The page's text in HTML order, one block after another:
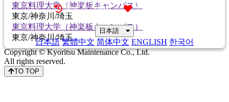
東京料理大学（神楽板キャンパス）
東京/神奈川/埼玉
東京料理大学（神楽板キャンパス）
東京/神奈川/埼玉
最近見た物件 お気に入り
日本語
日本語 繁體中文 简体中文 ENGLISH 한국어
Copyright © Kyoritsu Maintenance Co., Ltd.
All rights reserved.
TO TOP